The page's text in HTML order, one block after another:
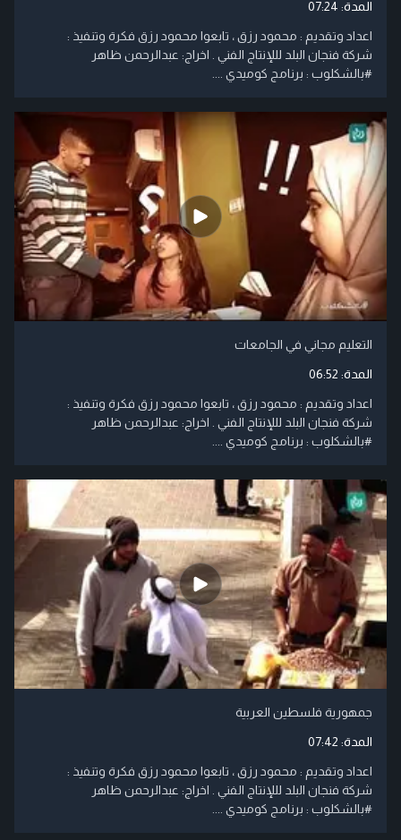
المدة: 07:24
اعداد وتقديم : محمود رزق ، تابعوا محمود رزق فكرة وتنفيذ :
شركة فنجان البلد لللإنتاج الفني . اخراج: عبدالرحمن ظاهر
#بالشكلوب : برنامج كوميدي ....
التعليم مجاني في الجامعات
المدة: 06:52
اعداد وتقديم : محمود رزق ، تابعوا محمود رزق فكرة وتنفيذ :
شركة فنجان البلد لللإنتاج الفني . اخراج: عبدالرحمن ظاهر
#بالشكلوب : برنامج كوميدي ....
جمهورية فلسطين العربية
المدة: 07:42
اعداد وتقديم : محمود رزق ، تابعوا محمود رزق فكرة وتنفيذ :
شركة فنجان البلد لللإنتاج الفني . اخراج: عبدالرحمن ظاهر
#بالشكلوب : برنامج كوميدي ....